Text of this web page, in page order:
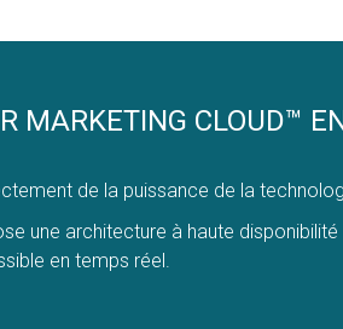
MARKETING CLOUD™
de la puissance de la
une architecture à haute
en temps réel.